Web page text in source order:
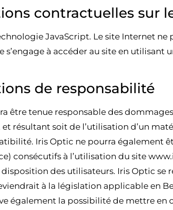
contractuelles sur
JavaScript. Le site Internet
s’engage à accéder au site en
de responsabilité
être tenue responsable des
résultant soit de l’utilisation d’un
Iris Optic ne pourra également
consécutifs à l’utilisation du site
des utilisateurs. Iris Optic
à la législation applicable en
également la possibilité de mettre en